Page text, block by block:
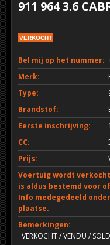
911 964 3.6
VERKOCHT
Bel mij op het nummer:
Merk:
Type:
Brandstof:
Eerste inschrijving:
CC:
Prijs:
Voertuig wordt
is aldus bestemd voor
Info medegedeeld
plaatse.
Bemerkingen:
VERKOCHT / VENDU /